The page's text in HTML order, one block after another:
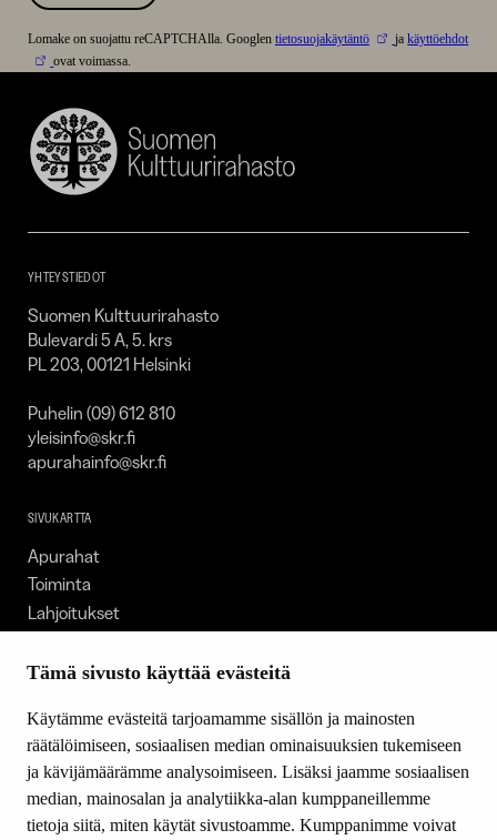
Tämä sivusto käyttää evästeitä
Käytämme evästeitä tarjoamamme sisällön ja mainosten
räätälöimiseen, sosiaalisen median ominaisuuksien tukemiseen
ja kävijämäärämme analysoimiseen. Lisäksi jaamme sosiaalisen
median, mainosalan ja analytiikka-alan kumppaneillemme
tietoja siitä, miten käytät sivustoamme. Kumppanimme voivat
Lomake on suojattu reCAPTCHAlla. Googlen tietosuojakäytäntö jakäyttöehdot
ovat voimassa.
Suomen
Kulttuurirahasto
YHTEYSTIEDOT
Suomen Kulttuurirahasto
Bulevardi 5 A, 5. krs
PL 203, 00121 Helsinki
Puhelin (09) 612 810
yleisinfo@skr.fi
apurahainfo@skr.fi
SIVUKARTTA
Apurahat
Toiminta
Lahjoitukset
Ajankohtaista
Yhteystiedot
SEURAA MEITÄ